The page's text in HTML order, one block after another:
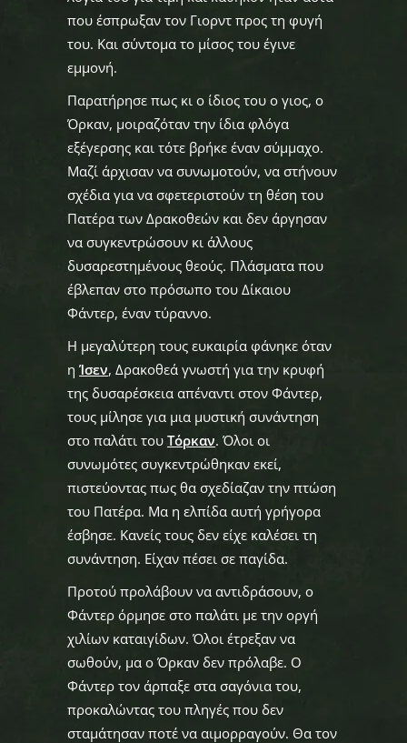
που έσπρωξαν τον Γιορντ προς τη φυγή
του. Και σύντομα το μίσος του έγινε
εμμονή.
Παρατήρησε πως κι ο ίδιος του ο γιος, ο
Όρκαν, μοιραζόταν την ίδια φλόγα
εξέγερσης και τότε βρήκε έναν σύμμαχο.
Μαζί άρχισαν να συνωμοτούν, να στήνουν
σχέδια για να σφετεριστούν τη θέση του
Πατέρα των Δρακοθεών και δεν άργησαν
να συγκεντρώσουν κι άλλους
δυσαρεστημένους θεούς. Πλάσματα που
έβλεπαν στο πρόσωπο του Δίκαιου
Φάντερ, έναν τύραννο.
Η μεγαλύτερη τους ευκαιρία φάνηκε όταν
η Ίσεν, Δρακοθεά γνωστή για την κρυφή
της δυσαρέσκεια απέναντι στον Φάντερ,
τους μίλησε για μια μυστική συνάντηση
στο παλάτι του Τόρκαν. Όλοι οι
συνωμότες συγκεντρώθηκαν εκεί,
πιστεύοντας πως θα σχεδίαζαν την πτώση
του Πατέρα. Μα η ελπίδα αυτή γρήγορα
έσβησε. Κανείς τους δεν είχε καλέσει τη
συνάντηση. Είχαν πέσει σε παγίδα.
Προτού προλάβουν να αντιδράσουν, ο
Φάντερ όρμησε στο παλάτι με την οργή
χιλίων καταιγίδων. Όλοι έτρεξαν να
σωθούν, μα ο Όρκαν δεν πρόλαβε. Ο
Φάντερ τον άρπαξε στα σαγόνια του,
προκαλώντας του πληγές που δεν
σταμάτησαν ποτέ να αιμορραγούν. Θα τον